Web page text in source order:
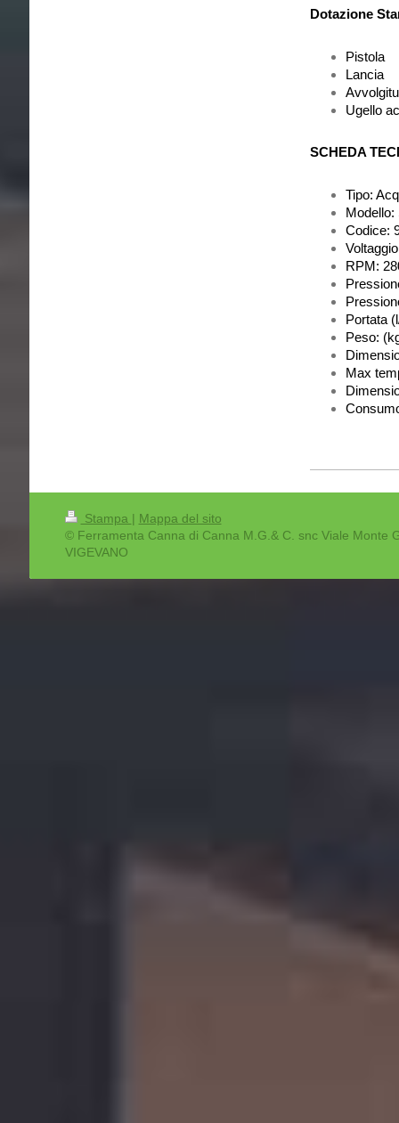
Dotazione
Pistola
Lancia
Ugello
SCHEDA
Tipo:
Codice:
RPM:
Portata
Peso:
Max
Stampa | Mappa del sito
© Ferramenta Canna di Canna M.G.& C. snc Viale Monte
VIGEVANO